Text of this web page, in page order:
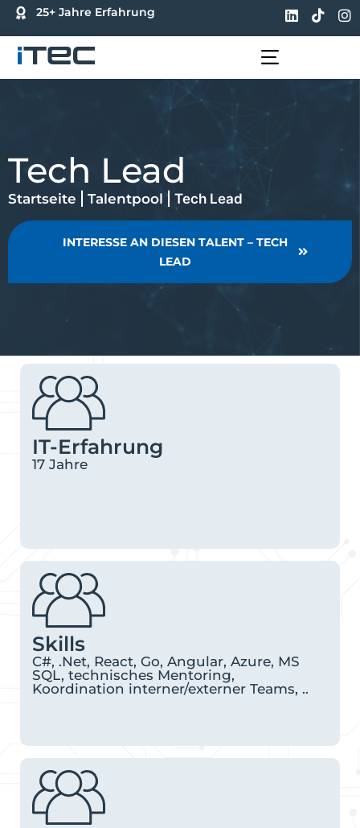
25+ Jahre Erfahrung
Tech Lead
Startseite Talentpool | Tech Lead
INTERESSE AN DIESEN TALENT – TECH
LEAD
IT-Erfahrung
17 Jahre
Skills
C#, .Net, React, Go, Angular, Azure, MS
SQL, technisches Mentoring,
Koordination interner/externer Teams, ..